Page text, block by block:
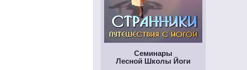
Семинары
Лесной Школы Йоги
Медитации в пещерах
Таинственная глубина